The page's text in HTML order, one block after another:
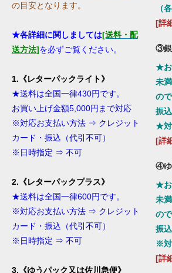
の目安となります。
★各詳細に関しましては[送料・配
送方法]を必ずご覧ください。
1.《レターパックライト》
★送料は全国一律430円です。
お買い上げ金額5,000円まで対応
※対応お支払い方法 ⇒ クレジット
カード・振込（代引不可）
※日時指定 ⇒ 不可
2.《レターパックプラス》
★送料は全国一律600円です。
※対応お支払い方法 ⇒ クレジット
カード・振込（代引不可）
※日時指定 ⇒ 不可
3.《ゆうパック又は佐川急便》
（
[詳
③銀
★お
未
の
振
★対
[詳
④ゆ
★お
未
の
振
※対
[詳